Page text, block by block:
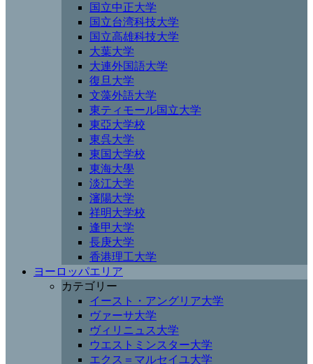
国立中正大学
国立台湾科技大学
国立高雄科技大学
大葉大学
大連外国語大学
復旦大学
文藻外語大学
東ティモール国立大学
東亞大学校
東呉大学
東国大学校
東海大學
淡江大学
瀋陽大学
祥明大学校
逢甲大学
長庚大学
香港理工大学
ヨーロッパエリア
カテゴリー
イースト・アングリア大学
ヴァーサ大学
ヴィリニュス大学
ウエストミンスター大学
エクス＝マルセイユ大学